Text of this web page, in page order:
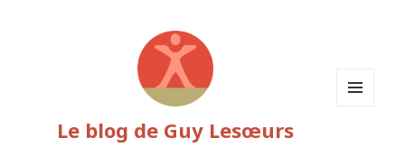
Le blog de Guy Lesœurs